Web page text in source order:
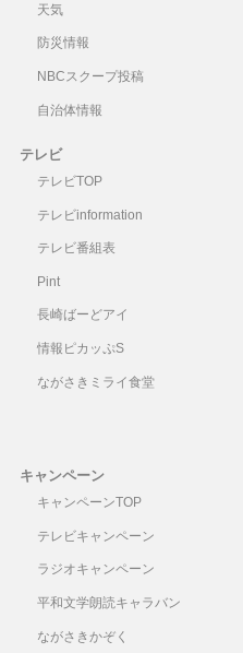
天気
防災情報
NBCスクープ投稿
自治体情報
テレビ
テレビTOP
テレビinformation
テレビ番組表
Pint
長崎ばーどアイ
情報ピカッぷS
ながさきミライ食堂
キャンペーン
キャンペーンTOP
テレビキャンペーン
ラジオキャンペーン
平和文学朗読キャラバン
ながさきかぞく